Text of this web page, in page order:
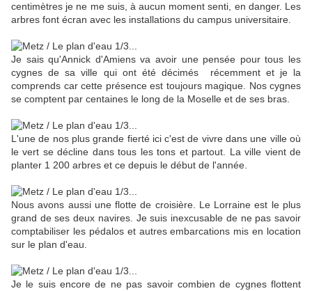
centimètres je ne me suis, à aucun moment senti, en danger. Les
arbres font écran avec les installations du campus universitaire.
Je sais qu'Annick d'Amiens va avoir une pensée pour tous les
cygnes de sa ville qui ont été décimés récemment et je la
comprends car cette présence est toujours magique. Nos cygnes
se comptent par centaines le long de la Moselle et de ses bras.
L'une de nos plus grande fierté ici c'est de vivre dans une ville où
le vert se décline dans tous les tons et partout. La ville vient de
planter 1 200 arbres et ce depuis le début de l'année.
Nous avons aussi une flotte de croisière. Le Lorraine est le plus
grand de ses deux navires. Je suis inexcusable de ne pas savoir
comptabiliser les pédalos et autres embarcations mis en location
sur le plan d'eau.
Je le suis encore de ne pas savoir combien de cygnes flottent